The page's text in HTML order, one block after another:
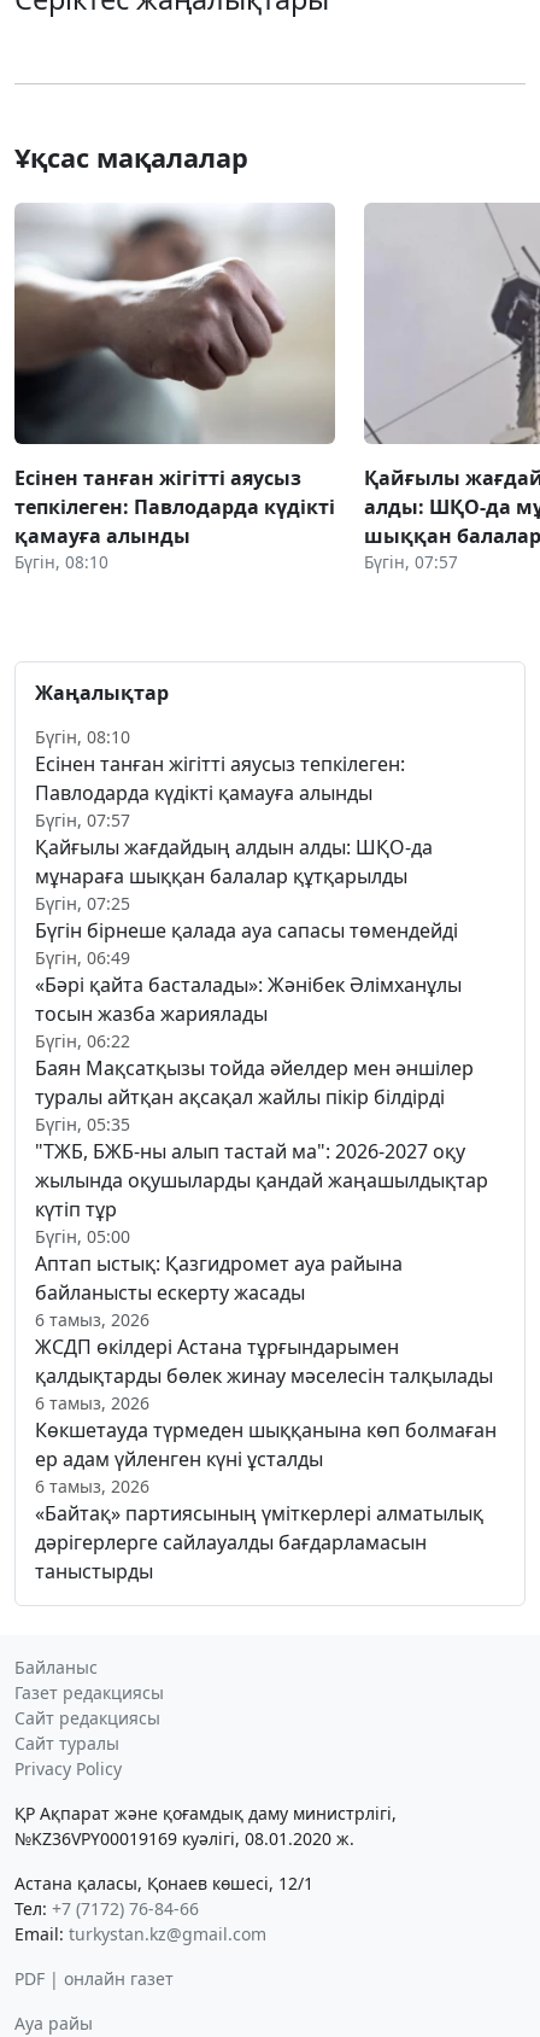
Ұқсас мақалалар
Есінен танған жігітті аяусыз
тепкілеген: Павлодарда күдікті
қамауға алынды
Бүгін, 08:10
Қайғылы
алды: ШҚО-да
шыққан
Бүгін, 07:57
Жаңалықтар
Бүгін, 08:10
Есінен танған жігітті аяусыз тепкілеген:
Павлодарда күдікті қамауға алынды
Бүгін, 07:57
Қайғылы жағдайдың алдын алды: ШҚО-да
мұнараға шыққан балалар құтқарылды
Бүгін, 07:25
Бүгін бірнеше қалада ауа сапасы төмендейді
Бүгін, 06:49
«Бәрі қайта басталады»: Жәнібек Әлімханұлы
тосын жазба жариялады
Бүгін, 06:22
Баян Мақсатқызы тойда әйелдер мен әншілер
туралы айтқан ақсақал жайлы пікір білдірді
Бүгін, 05:35
"ТЖБ, БЖБ-ны алып тастай ма": 2026-2027 оқу
жылында оқушыларды қандай жаңашылдықтар
күтіп тұр
Бүгін, 05:00
Аптап ыстық: Қазгидромет ауа райына
байланысты ескерту жасады
6 тамыз, 2026
ЖСДП өкілдері Астана тұрғындарымен
қалдықтарды бөлек жинау мәселесін талқылады
6 тамыз, 2026
Көкшетауда түрмеден шыққанына көп болмаған
ер адам үйленген күні ұсталды
6 тамыз, 2026
«Байтақ» партиясының үміткерлері алматылық
дәрігерлерге сайлауалды бағдарламасын
таныстырды
Байланыс
Газет редакциясы
Сайт редакциясы
Сайт туралы
Privacy Policy
ҚР Ақпарат және қоғамдық даму министрлігі,
№KZ36VPY00019169 куәлігі, 08.01.2020 ж.
Астана қаласы, Қонаев көшесі, 12/1
Тел: +7 (7172) 76-84-66
Email: turkystan.kz@gmail.com
PDF | онлайн газет
Ауа райы